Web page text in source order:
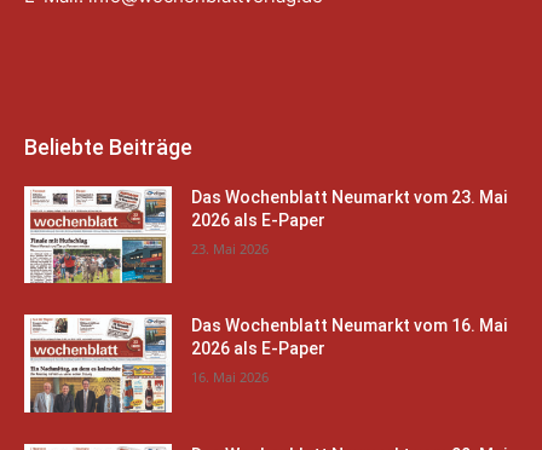
Beliebte Beiträge
Das Wochenblatt Neumarkt vom 23. Mai
2026 als E-Paper
23. Mai 2026
Das Wochenblatt Neumarkt vom 16. Mai
2026 als E-Paper
16. Mai 2026